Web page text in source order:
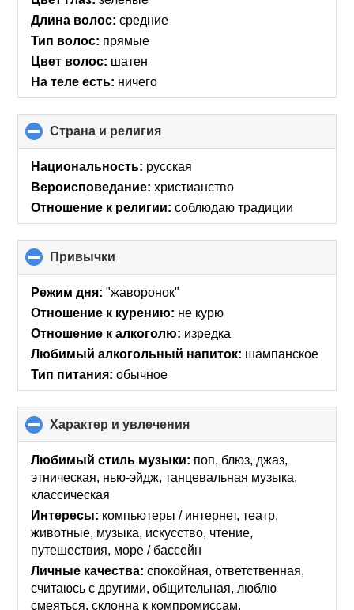
Длина волос: средние
Тип волос: прямые
Цвет волос: шатен
На теле есть: ничего
Страна и религия
to
collapse
Национальность: русская
Вероисповедание: христианство
Отношение к религии: соблюдаю традиции
Привычки
to
collapse
Режим дня: "жаворонок"
Отношение к курению: не курю
Отношение к алкоголю: изредка
Любимый алкогольный напиток: шампанское
Тип питания: обычное
Характер и увлечения
to
collapse
contents
Любимый стиль музыки: поп, блюз, джаз,
этническая, нью-эйдж, танцевальная музыка,
классическая
Интересы: компьютеры / интернет, театр,
животные, музыка, искусcтво, чтение,
путешествия, море / бассейн
Личные качества: спокойная, ответственная,
считаюсь с другими, общительная, люблю
смеяться, склонна к компромиссам,